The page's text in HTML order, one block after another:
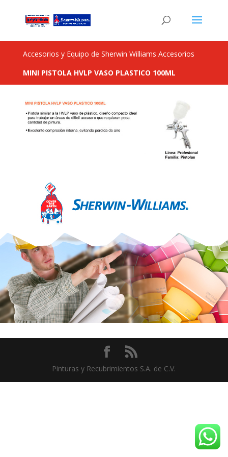
Accesorios y Equipo de Sherwin Williams Accesorios
MINI PISTOLA HVLP VASO PLASTICO 100ML
Pinturas y Recubrimientos S.A. de C.V.